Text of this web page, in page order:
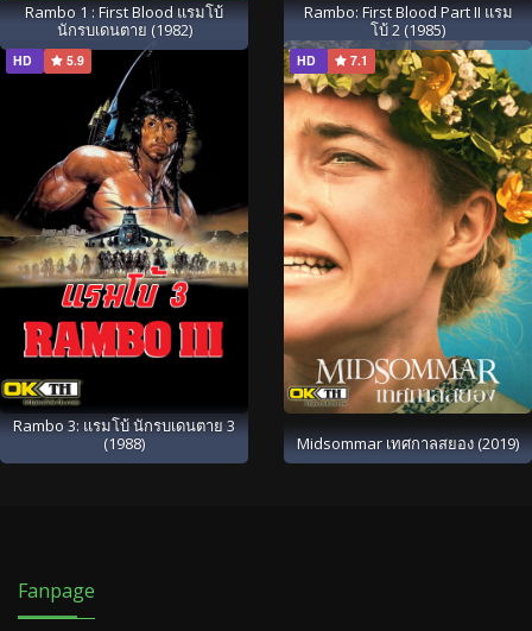
Rambo 1 : First Blood แรมโบ้
นักรบเดนตาย (1982)
Rambo: First Blood Part II แรม
โบ้ 2 (1985)
HD 5.9
Rambo 3: แรมโบ้ นักรบเดนตาย 3
(1988)
HD 7.1
Midsommar เทศกาลสยอง (2019)
Fanpage